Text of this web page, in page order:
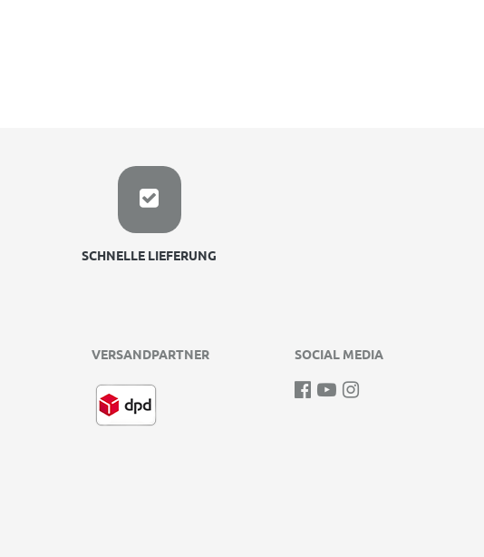
SCHNELLE LIEFERUNG
VERSANDPARTNER SOCIAL MEDIA